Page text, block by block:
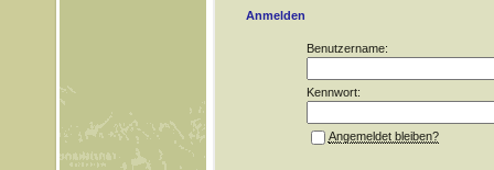
Anmelden
Benutzername:
Kennwort:
Angemeldet bleiben?